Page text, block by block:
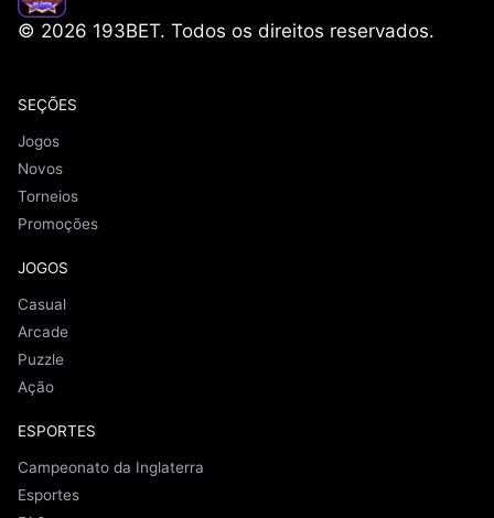
© 2026 193BET. Todos os direitos reservados.
SEÇÕES
Jogos
Novos
Torneios
Promoções
JOGOS
Casual
Arcade
Puzzle
Ação
ESPORTES
Campeonato da Inglaterra
Esportes